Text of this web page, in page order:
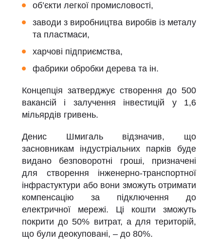
об’єкти легкої промисловості,
заводи з виробництва виробів із металу
та пластмаси,
харчові підприємства,
фабрики обробки дерева та ін.
Концепція затверджує створення до 500
вакансій і залучення інвестицій у 1,6
мільярдів гривень.
Денис Шмигаль відзначив, що
засновникам індустріальних парків буде
видано безповоротні гроші, призначені
для створення інженерно-транспортної
інфрастуктури або вони зможуть отримати
компенсацію за підключення до
електричної мережі. Ці кошти зможуть
покрити до 50% витрат, а для територій,
що були деокуповані, – до 80%.